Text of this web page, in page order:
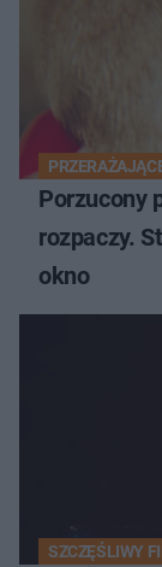
Porzucony
rozpaczy.
okno
SZCZĘŚLIWY